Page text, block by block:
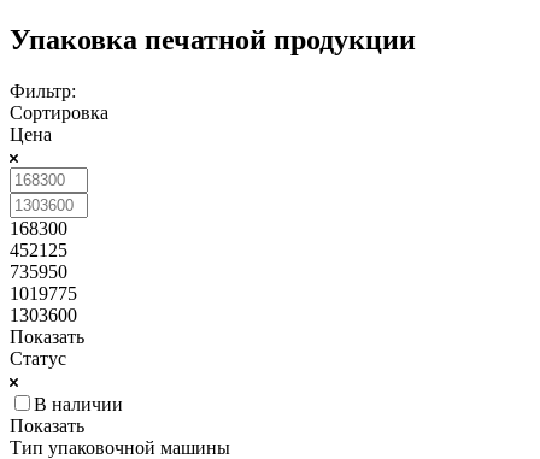
Упаковка печатной продукции
Фильтр:
Сортировка
Цена
168300
452125
735950
1019775
1303600
Показать
Статус
В наличии
Показать
Тип упаковочной машины